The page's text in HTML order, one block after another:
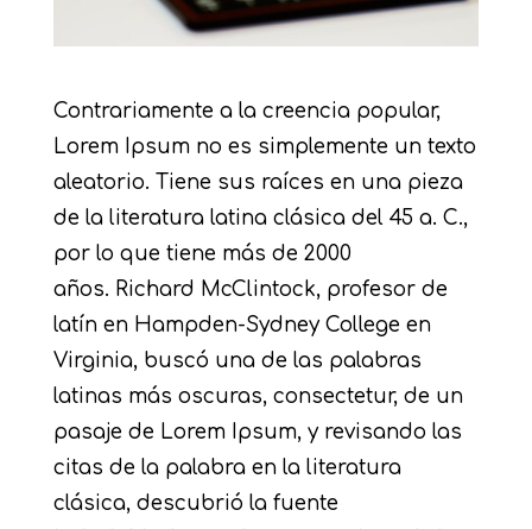
Contrariamente a la creencia popular,
Lorem Ipsum no es simplemente un texto
aleatorio. Tiene sus raíces en una pieza
de la literatura latina clásica del 45 a. C.,
por lo que tiene más de 2000
años. Richard McClintock, profesor de
latín en Hampden-Sydney College en
Virginia, buscó una de las palabras
latinas más oscuras, consectetur, de un
pasaje de Lorem Ipsum, y revisando las
citas de la palabra en la literatura
clásica, descubrió la fuente